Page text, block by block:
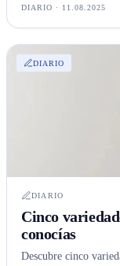
DIARIO · 11.08.2025
DIARIO
DIARIO
Cinco
conocías
Descubre cinco